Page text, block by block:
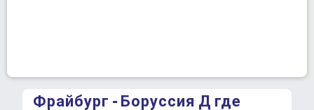
Фрайбург - Боруссия Д где